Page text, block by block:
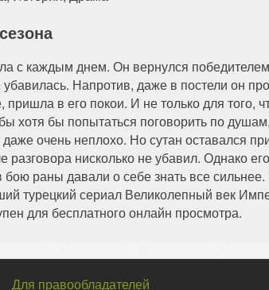
с каждым днем. Он вернулся
убавилась. Напротив, даже в постели он
пришла в его покои. И не только для того,
хотя бы попытаться поговорить по
даже очень неплохо. Но сутан оставался
разговора нисколько не убавил. Однако
раны давали о себе знать все
турецкий сериал Великолепный век
для бесплатного онлайн просмотра.
Для правообладателей